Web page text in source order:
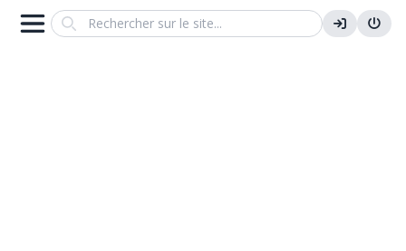
Search